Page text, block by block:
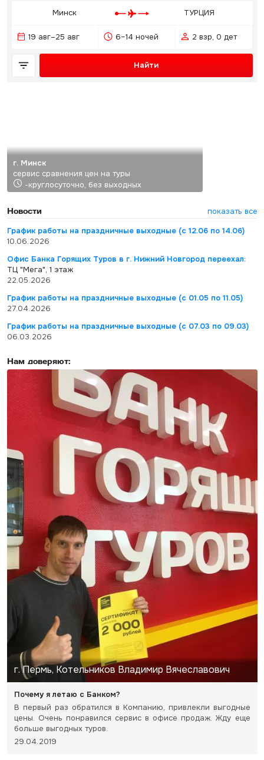
Минск ТУРЦИЯ
19 авг–25 авг 6–14 ночей 2 взр, 0 дет
Найти
г. Минск
сервис сравнения цен на туры
-круглосуточно, без выходных
Новости
показать все
График работы на праздничные выходные (с 12.06 по 14.06)
10.06.2026
Офис Банка Горящих Туров в г. Нижний Новгород переехал:
ТЦ "Мега", 1 этаж
22.05.2026
График работы на праздничные выходные (с 01.05 по 11.05)
27.04.2026
График работы на праздничные выходные (с 07.03 по 09.03)
06.03.2026
Нам доверяют:
г. Пермь, Котельников Владимир Вячеславович
Почему я летаю с Банком?
В первый раз обратился в Компанию, привлекли выгодные
цены. Очень понравился сервис в офисе продаж. Жду еще
больше выгодных туров.
29.04.2019